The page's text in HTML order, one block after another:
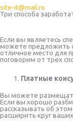
site-it@mail.ru
Три способа
Если вы являетесь
можете предложить
отличное место для
поговорим от трех
Платные
Вы можете
Если вы хорошо
рассказывать об
расширить круг